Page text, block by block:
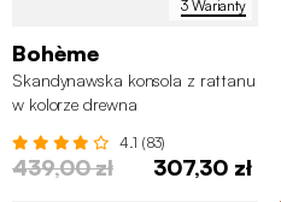
3 Warianty
Bohème
Skandynawska konsola z rattanu
w kolorze drewna
4.1 (83)
439,00 zł 307,30 zł